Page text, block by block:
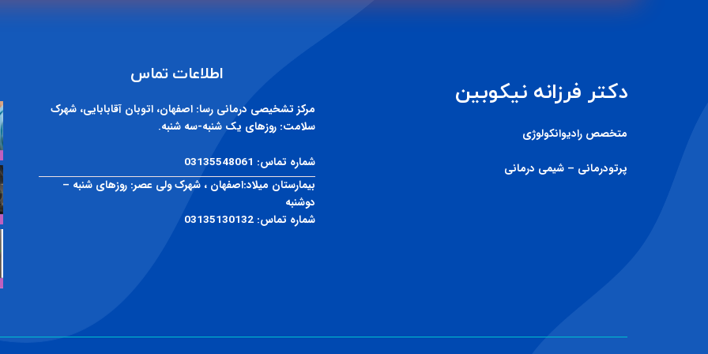
دکتر فرزانه نیکوبین
متخصص رادیوانکولوژی
پرتودرمانی – شیمی درمانی
اطلاعات تماس
مرکز تشخیصی درمانی رسا: اصفهان، اتوبان آقابابایی، شهرک
سلامت: روزهای یک شنبه-سه شنبه.
شماره تماس: 03135548061
بیمارستان میلاد:اصفهان ، شهرک ولی عصر: روزهای شنبه –
دوشنبه
شماره تماس: 03135130132